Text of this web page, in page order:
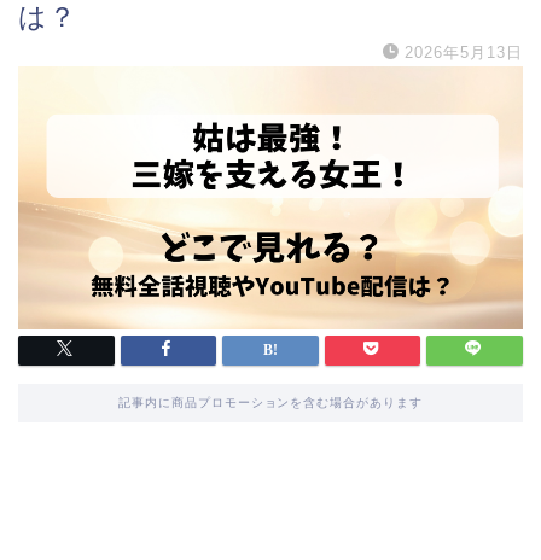
は？
2026年5月13日
記事内に商品プロモーションを含む場合があります